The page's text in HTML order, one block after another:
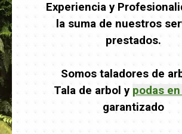
Experiencia y
la suma de nuestros
prestados.
Somos taladores de
Tala de arbol y podas
garantizado